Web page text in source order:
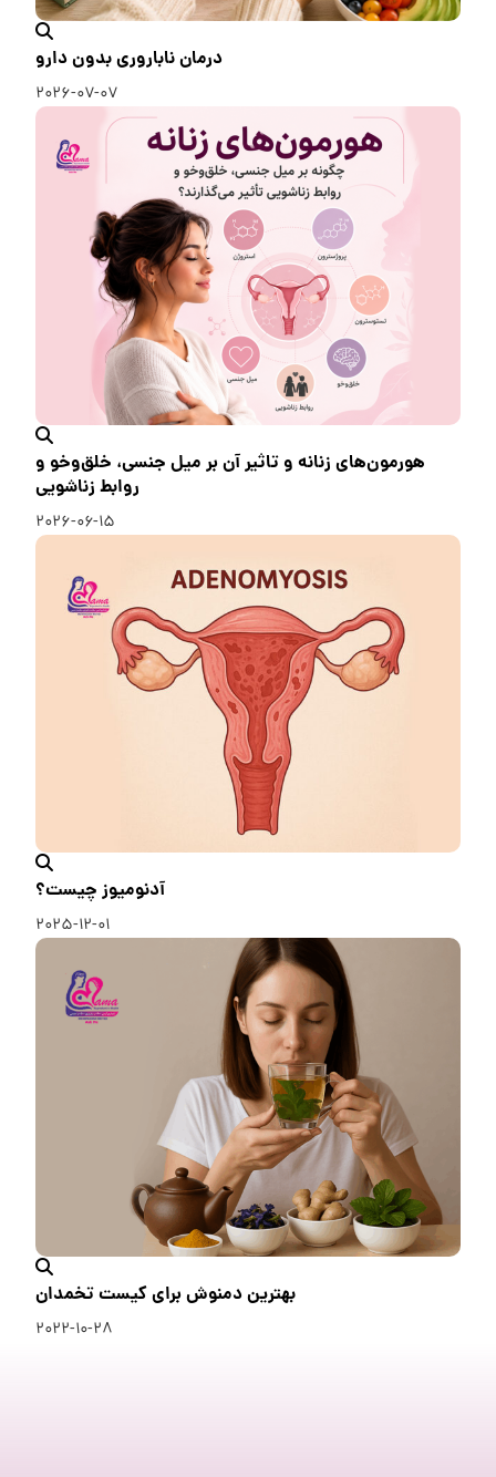
درمان ناباروری بدون دارو
۲۰۲۶-۰۷-۰۷
هورمون‌های زنانه و تاثیر آن بر میل جنسی، خلق‌وخو و
روابط زناشویی
۲۰۲۶-۰۶-۱۵
آدنومیوز چیست؟
۲۰۲۵-۱۲-۰۱
بهترین دمنوش برای کیست تخمدان
۲۰۲۲-۱۰-۲۸